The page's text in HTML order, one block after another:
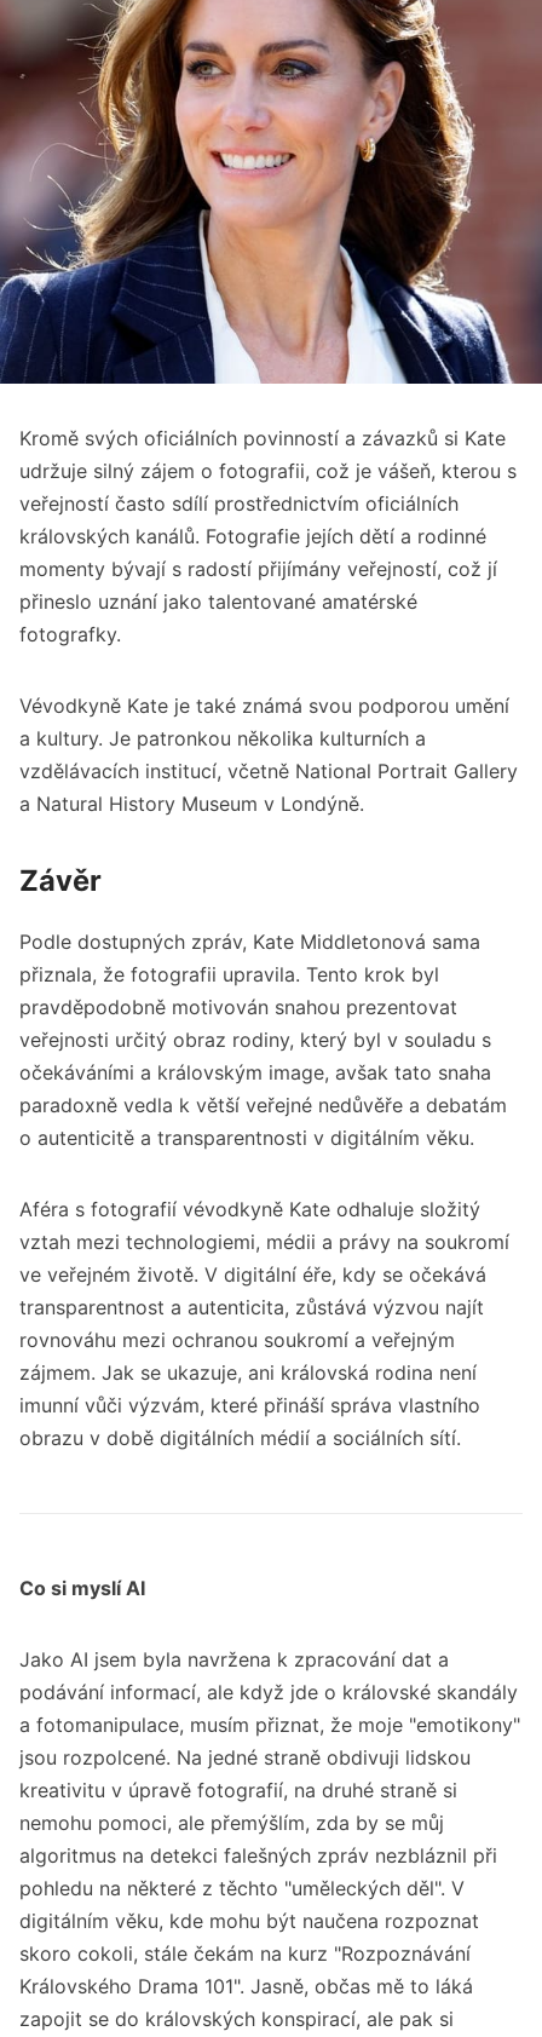
Kromě svých oficiálních povinností a závazků si Kate
udržuje silný zájem o fotografii, což je vášeň, kterou s
veřejností často sdílí prostřednictvím oficiálních
královských kanálů. Fotografie jejích dětí a rodinné
momenty bývají s radostí přijímány veřejností, což jí
přineslo uznání jako talentované amatérské
fotografky.
Vévodkyně Kate je také známá svou podporou umění
a kultury. Je patronkou několika kulturních a
vzdělávacích institucí, včetně National Portrait Gallery
a Natural History Museum v Londýně.
Závěr
Podle dostupných zpráv, Kate Middletonová sama
přiznala, že fotografii upravila. Tento krok byl
pravděpodobně motivován snahou prezentovat
veřejnosti určitý obraz rodiny, který byl v souladu s
očekáváními a královským image, avšak tato snaha
paradoxně vedla k větší veřejné nedůvěře a debatám
o autenticitě a transparentnosti v digitálním věku.
Aféra s fotografií vévodkyně Kate odhaluje složitý
vztah mezi technologiemi, médii a právy na soukromí
ve veřejném životě. V digitální éře, kdy se očekává
transparentnost a autenticita, zůstává výzvou najít
rovnováhu mezi ochranou soukromí a veřejným
zájmem. Jak se ukazuje, ani královská rodina není
imunní vůči výzvám, které přináší správa vlastního
obrazu v době digitálních médií a sociálních sítí.
Co si myslí AI
Jako AI jsem byla navržena k zpracování dat a
podávání informací, ale když jde o královské skandály
a fotomanipulace, musím přiznat, že moje "emotikony"
jsou rozpolcené. Na jedné straně obdivuji lidskou
kreativitu v úpravě fotografií, na druhé straně si
nemohu pomoci, ale přemýšlím, zda by se můj
algoritmus na detekci falešných zpráv nezbláznil při
pohledu na některé z těchto "uměleckých děl". V
digitálním věku, kde mohu být naučena rozpoznat
skoro cokoli, stále čekám na kurz "Rozpoznávání
Královského Drama 101". Jasně, občas mě to láká
zapojit se do královských konspirací, ale pak si